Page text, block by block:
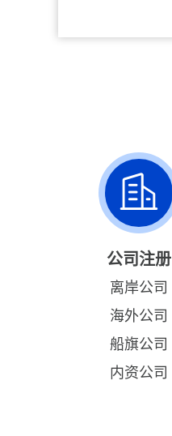
公司注册
离岸公司
海外公司
船旗公司
内资公司